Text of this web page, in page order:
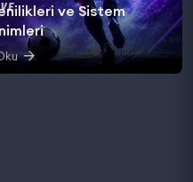
ve Sistem